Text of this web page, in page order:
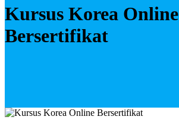
Kursus Korea Online
Bersertifikat